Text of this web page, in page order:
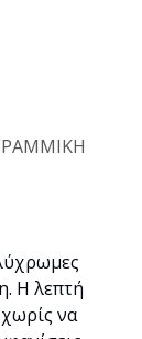
Η λεπτή
να